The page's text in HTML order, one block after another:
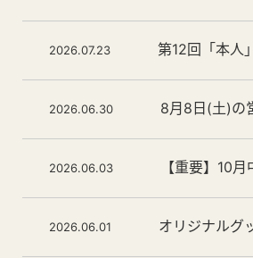
2026.07.23 第12回「本人
2026.06.30 8月8日(土)の
2026.06.03 【重要】10
2026.06.01 オリジナルグ